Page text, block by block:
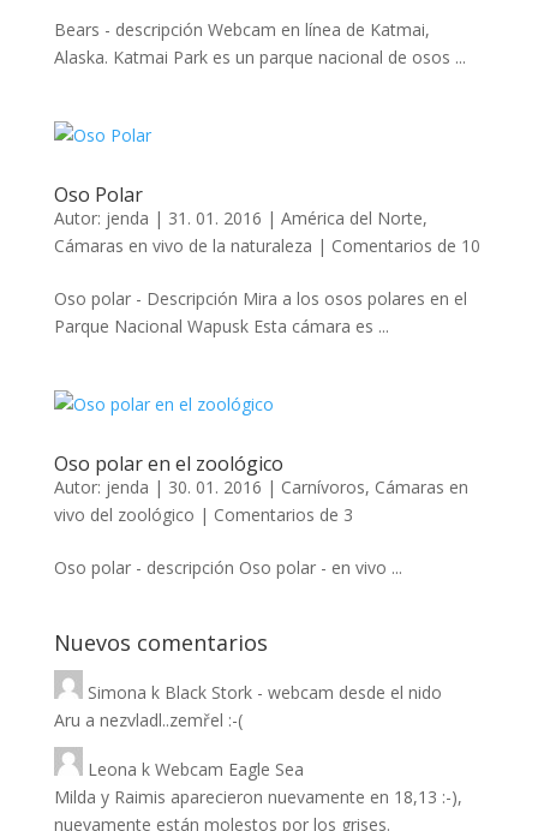
Bears - descripción Webcam en línea de Katmai,
Alaska. Katmai Park es un parque nacional de osos ...
Oso Polar
Autor: jenda | 31. 01. 2016 | América del Norte,
Cámaras en vivo de la naturaleza | Comentarios de 10
Oso polar - Descripción Mira a los osos polares en el
Parque Nacional Wapusk Esta cámara es ...
Oso polar en el zoológico
Autor: jenda | 30. 01. 2016 | Carnívoros, Cámaras en
vivo del zoológico | Comentarios de 3
Oso polar - descripción Oso polar - en vivo ...
Nuevos comentarios
Simona k Black Stork - webcam desde el nido
Aru a nezvladl..zemřel :-(
Leona k Webcam Eagle Sea
Milda y Raimis aparecieron nuevamente en 18,13 :-),
nuevamente están molestos por los grises.